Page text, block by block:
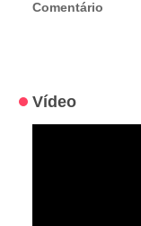
Comentário
Vídeo